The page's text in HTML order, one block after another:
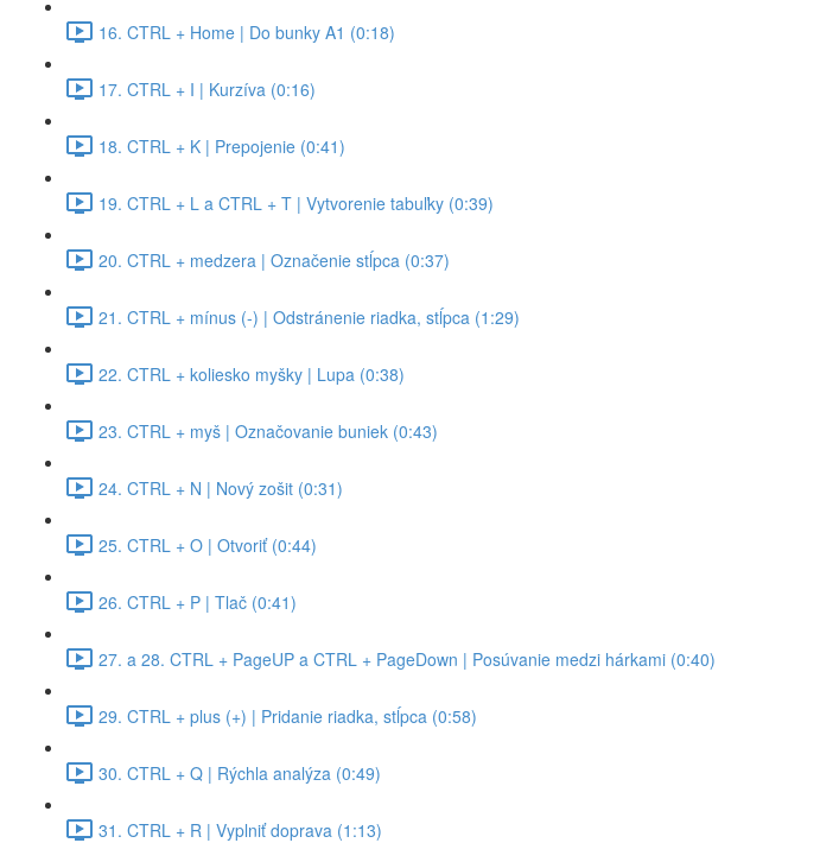
16. CTRL + Home | Do bunky A1 (0:18)
17. CTRL + I | Kurzíva (0:16)
18. CTRL + K | Prepojenie (0:41)
19. CTRL + L a CTRL + T | Vytvorenie tabuľky (0:39)
20. CTRL + medzera | Označenie stĺpca (0:37)
21. CTRL + mínus (-) | Odstránenie riadka, stĺpca (1:29)
22. CTRL + koliesko myšky | Lupa (0:38)
23. CTRL + myš | Označovanie buniek (0:43)
24. CTRL + N | Nový zošit (0:31)
25. CTRL + O | Otvoriť (0:44)
26. CTRL + P | Tlač (0:41)
27. a 28. CTRL + PageUP a CTRL + PageDown | Posúvanie medzi hárkami (0:40)
29. CTRL + plus (+) | Pridanie riadka, stĺpca (0:58)
30. CTRL + Q | Rýchla analýza (0:49)
31. CTRL + R | Vyplniť doprava (1:13)